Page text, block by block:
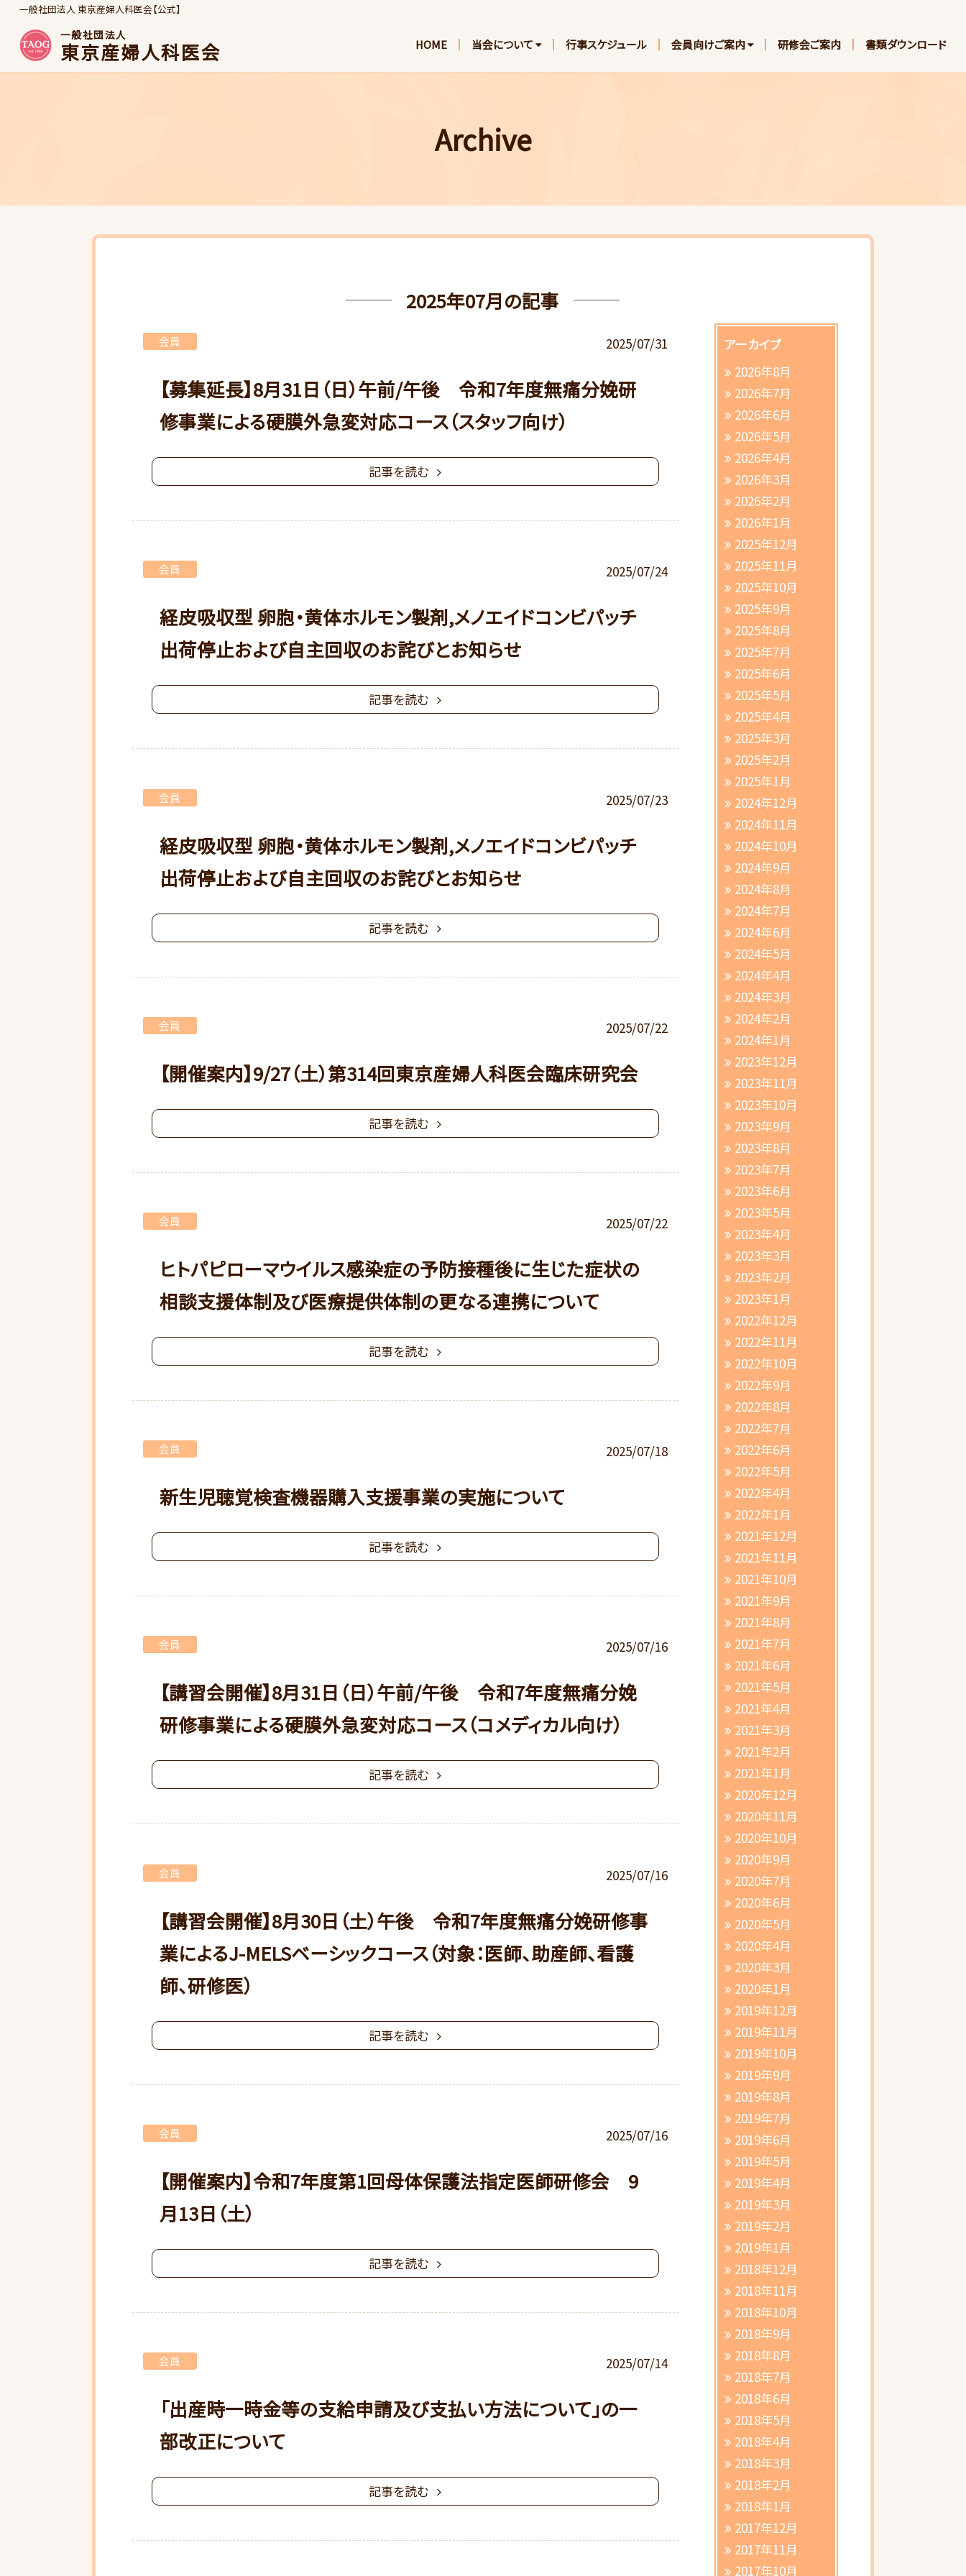
一般社団法人 東京産婦人科医会【公式】
一般社団法人
東京産婦人科医会 HOME 当会について 行事スケジュール 会員向けご案内 研修会ご案内 書類ダウンロード
Archive
2025年07月の記事
【募集延長】8月31日（日）午前/午後 令和7年度無痛分娩研
修事業による硬膜外急変対応コース（スタッフ向け）
会員 2025/07/31
記事を読む
経皮吸収型 卵胞・黄体ホルモン製剤,メノエイドコンビパッチ
出荷停止および自主回収のお詫びとお知らせ
会員 2025/07/24
記事を読む
経皮吸収型 卵胞・黄体ホルモン製剤,メノエイドコンビパッチ
出荷停止および自主回収のお詫びとお知らせ
会員 2025/07/23
記事を読む
【開催案内】9/27（土）第314回東京産婦人科医会臨床研究会
会員 2025/07/22
記事を読む
ヒトパピローマウイルス感染症の予防接種後に生じた症状の
相談支援体制及び医療提供体制の更なる連携について
会員 2025/07/22
記事を読む
新生児聴覚検査機器購入支援事業の実施について
会員 2025/07/18
記事を読む
【講習会開催】8月31日（日）午前/午後 令和7年度無痛分娩
研修事業による硬膜外急変対応コース（コメディカル向け）
会員 2025/07/16
記事を読む
【講習会開催】8月30日（土）午後 令和7年度無痛分娩研修事
業によるJ-MELSベーシックコース（対象：医師、助産師、看護
師、研修医）
会員 2025/07/16
記事を読む
【開催案内】令和7年度第1回母体保護法指定医師研修会 9
月13日（土）
会員 2025/07/16
記事を読む
「出産時一時金等の支給申請及び支払い方法について」の一
部改正について
会員 2025/07/14
記事を読む
アーカイブ
2026年8月
2026年7月
2026年6月
2026年5月
2026年4月
2026年3月
2026年2月
2026年1月
2025年12月
2025年11月
2025年10月
2025年9月
2025年8月
2025年7月
2025年6月
2025年5月
2025年4月
2025年3月
2025年2月
2025年1月
2024年12月
2024年11月
2024年10月
2024年9月
2024年8月
2024年7月
2024年6月
2024年5月
2024年4月
2024年3月
2024年2月
2024年1月
2023年12月
2023年11月
2023年10月
2023年9月
2023年8月
2023年7月
2023年6月
2023年5月
2023年4月
2023年3月
2023年2月
2023年1月
2022年12月
2022年11月
2022年10月
2022年9月
2022年8月
2022年7月
2022年6月
2022年5月
2022年4月
2022年1月
2021年12月
2021年11月
2021年10月
2021年9月
2021年8月
2021年7月
2021年6月
2021年5月
2021年4月
2021年3月
2021年2月
2021年1月
2020年12月
2020年11月
2020年10月
2020年9月
2020年7月
2020年6月
2020年5月
2020年4月
2020年3月
2020年1月
2019年12月
2019年11月
2019年10月
2019年9月
2019年8月
2019年7月
2019年6月
2019年5月
2019年4月
2019年3月
2019年2月
2019年1月
2018年12月
2018年11月
2018年10月
2018年9月
2018年8月
2018年7月
2018年6月
2018年5月
2018年4月
2018年3月
2018年2月
2018年1月
2017年12月
2017年11月
2017年10月